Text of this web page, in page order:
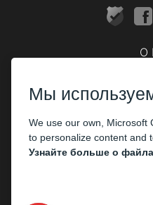
О
Мы
We use our own, Microsoft
to personalize content and
Узнайте больше о